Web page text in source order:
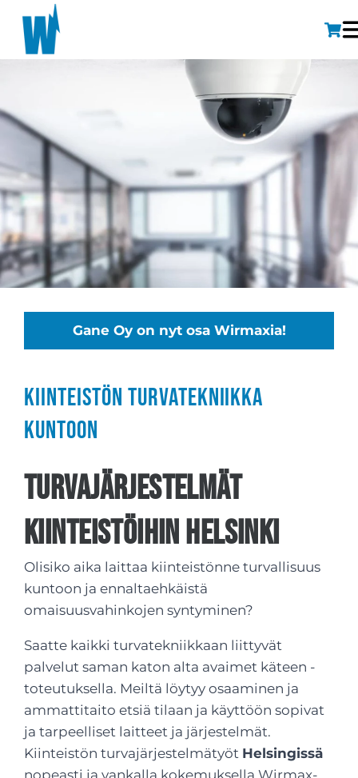
Gane Oy on nyt osa Wirmaxia!
Kiinteistön turvatekniikka
kuntoon
Turvajärjestelmät
kiinteistöihin Helsinki
Olisiko aika laittaa kiinteistönne turvallisuus
kuntoon ja ennaltaehkäistä
omaisuusvahinkojen syntyminen?
Saatte kaikki turvatekniikkaan liittyvät
palvelut saman katon alta avaimet käteen -
toteutuksella. Meiltä löytyy osaaminen ja
ammattitaito etsiä tilaan ja käyttöön sopivat
ja tarpeelliset laitteet ja järjestelmät.
Kiinteistön turvajärjestelmätyöt Helsingissä
nopeasti ja vankalla kokemuksella Wirmax-